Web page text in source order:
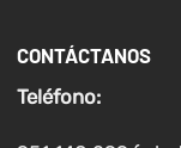
CONTÁCTANOS
Teléfono: